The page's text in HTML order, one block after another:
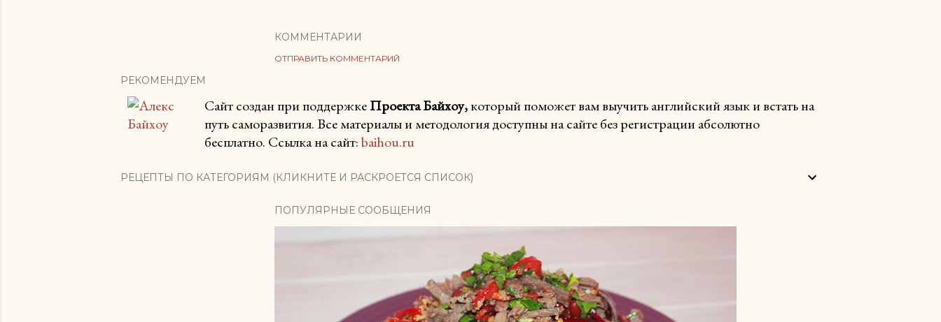
КОММЕНТАРИИ
ОТПРАВИТЬ КОММЕНТАРИЙ
РЕКОМЕНДУЕМ
Сайт создан при поддержкеПроекта Байхоу,который поможет вам выучить английский язык и встать на
путь саморазвития. Все материалы и методология доступны на сайте без регистрации абсолютно
бесплатно. Ссылка на сайт:baihou.ru
РЕЦЕПТЫ ПО КАТЕГОРИЯМ (КЛИКНИТЕ И РАСКРОЕТСЯ СПИСОК)
ПОПУЛЯРНЫЕ СООБЩЕНИЯ